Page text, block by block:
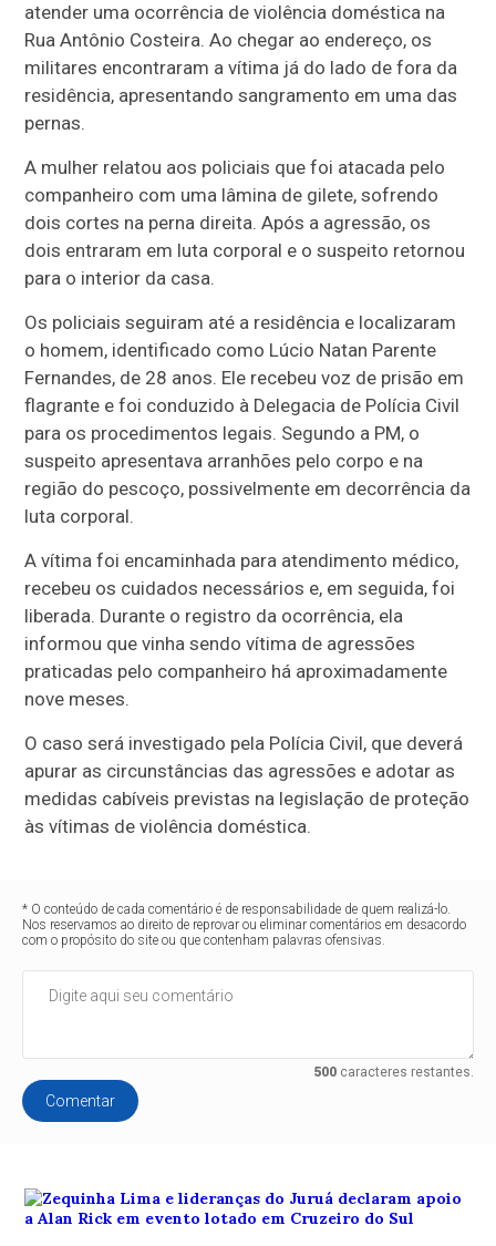
atender uma ocorrência de violência doméstica na
Rua Antônio Costeira. Ao chegar ao endereço, os
militares encontraram a vítima já do lado de fora da
residência, apresentando sangramento em uma das
pernas.
A mulher relatou aos policiais que foi atacada pelo
companheiro com uma lâmina de gilete, sofrendo
dois cortes na perna direita. Após a agressão, os
dois entraram em luta corporal e o suspeito retornou
para o interior da casa.
Os policiais seguiram até a residência e localizaram
o homem, identificado como Lúcio Natan Parente
Fernandes, de 28 anos. Ele recebeu voz de prisão em
flagrante e foi conduzido à Delegacia de Polícia Civil
para os procedimentos legais. Segundo a PM, o
suspeito apresentava arranhões pelo corpo e na
região do pescoço, possivelmente em decorrência da
luta corporal.
A vítima foi encaminhada para atendimento médico,
recebeu os cuidados necessários e, em seguida, foi
liberada. Durante o registro da ocorrência, ela
informou que vinha sendo vítima de agressões
praticadas pelo companheiro há aproximadamente
nove meses.
O caso será investigado pela Polícia Civil, que deverá
apurar as circunstâncias das agressões e adotar as
medidas cabíveis previstas na legislação de proteção
às vítimas de violência doméstica.
* O conteúdo de cada comentário é de responsabilidade de quem realizá-lo.
Nos reservamos ao direito de reprovar ou eliminar comentários em desacordo
com o propósito do site ou que contenham palavras ofensivas.
500caracteres restantes.
Comentar